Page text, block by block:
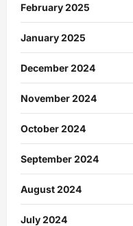
February 2025
January 2025
December 2024
November 2024
October 2024
September 2024
August 2024
July 2024